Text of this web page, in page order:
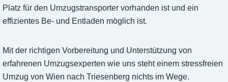
Platz für den Umzugstransporter vorhanden ist und ein
effizientes Be- und Entladen möglich ist.
Mit der richtigen Vorbereitung und Unterstützung von
erfahrenen Umzugsexperten wie uns steht einem stressfreien
Umzug von Wien nach Triesenberg nichts im Wege.